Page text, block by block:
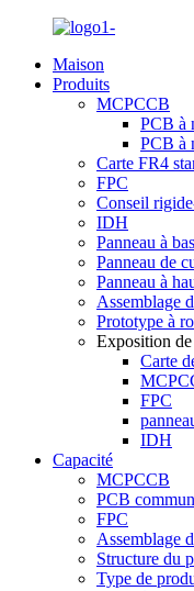
Maison
Produits
MCPCCB
PCB à
PCB à
Carte FR4
FPC
Conseil
IDH
Panneau à
Panneau de
Panneau à
Assemblage
Prototype à
Exposition
Carte
FPC
IDH
Capacité
MCPCCB
PCB commun
FPC
Assemblage
Structure du
Type de